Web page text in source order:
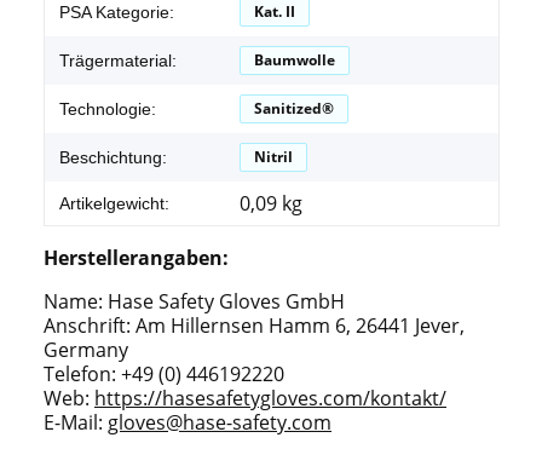
PSA Kategorie: Kat. II
Trägermaterial: Baumwolle
Technologie: Sanitized®
Beschichtung: Nitril
Artikelgewicht: 0,09 kg
Herstellerangaben:
Name: Hase Safety Gloves GmbH
Anschrift: Am Hillernsen Hamm 6, 26441 Jever,
Germany
Telefon: +49 (0) 446192220
Web: https://hasesafetygloves.com/kontakt/
E-Mail: gloves@hase-safety.com